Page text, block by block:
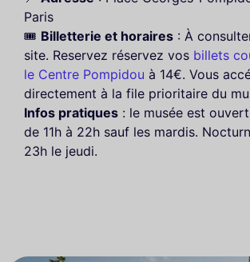
Paris
🎟️ Billetterie et horaires : À
site. Reservez réservez vos billets
le Centre Pompidou à 14€. Vous
directement à la file prioritaire du
Infos pratiques : le musée est
de 11h à 22h sauf les mardis.
23h le jeudi.